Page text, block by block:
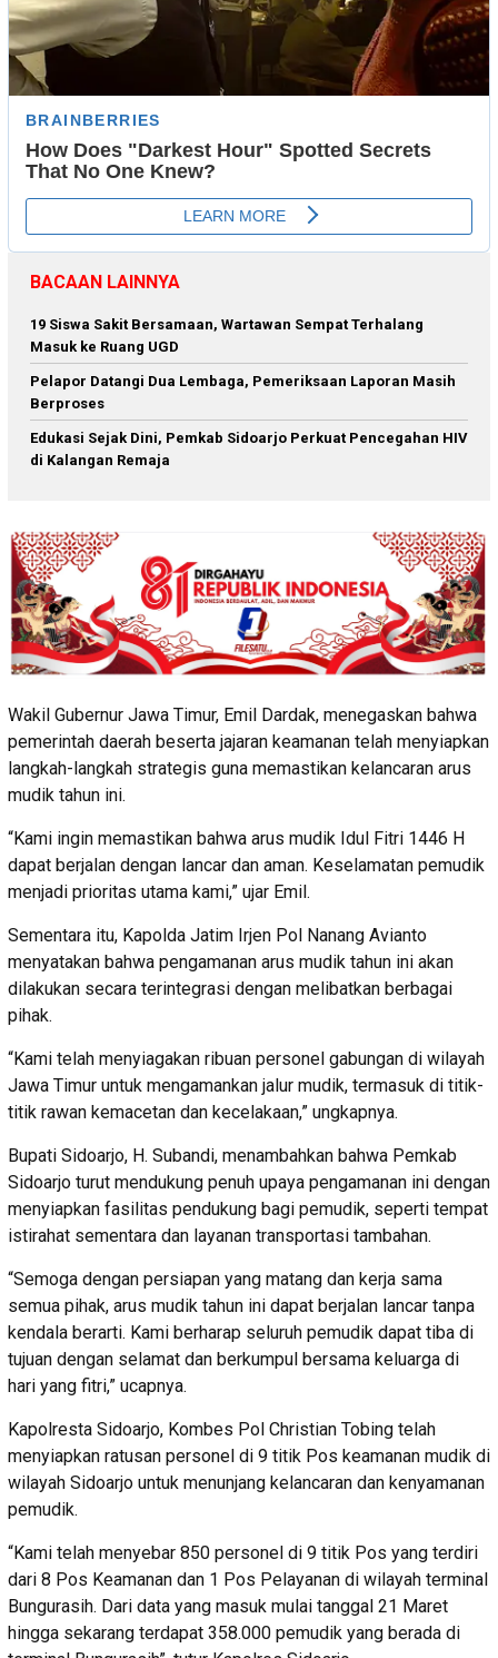
BACAAN LAINNYA
19 Siswa Sakit Bersamaan, Wartawan Sempat Terhalang
Masuk ke Ruang UGD
Pelapor Datangi Dua Lembaga, Pemeriksaan Laporan Masih
Berproses
Edukasi Sejak Dini, Pemkab Sidoarjo Perkuat Pencegahan HIV
di Kalangan Remaja
Wakil Gubernur Jawa Timur, Emil Dardak, menegaskan bahwa
pemerintah daerah beserta jajaran keamanan telah menyiapkan
langkah-langkah strategis guna memastikan kelancaran arus
mudik tahun ini.
“Kami ingin memastikan bahwa arus mudik Idul Fitri 1446 H
dapat berjalan dengan lancar dan aman. Keselamatan pemudik
menjadi prioritas utama kami,” ujar Emil.
Sementara itu, Kapolda Jatim Irjen Pol Nanang Avianto
menyatakan bahwa pengamanan arus mudik tahun ini akan
dilakukan secara terintegrasi dengan melibatkan berbagai
pihak.
“Kami telah menyiagakan ribuan personel gabungan di wilayah
Jawa Timur untuk mengamankan jalur mudik, termasuk di titik-
titik rawan kemacetan dan kecelakaan,” ungkapnya.
Bupati Sidoarjo, H. Subandi, menambahkan bahwa Pemkab
Sidoarjo turut mendukung penuh upaya pengamanan ini dengan
menyiapkan fasilitas pendukung bagi pemudik, seperti tempat
istirahat sementara dan layanan transportasi tambahan.
“Semoga dengan persiapan yang matang dan kerja sama
semua pihak, arus mudik tahun ini dapat berjalan lancar tanpa
kendala berarti. Kami berharap seluruh pemudik dapat tiba di
tujuan dengan selamat dan berkumpul bersama keluarga di
hari yang fitri,” ucapnya.
Kapolresta Sidoarjo, Kombes Pol Christian Tobing telah
menyiapkan ratusan personel di 9 titik Pos keamanan mudik di
wilayah Sidoarjo untuk menunjang kelancaran dan kenyamanan
pemudik.
“Kami telah menyebar 850 personel di 9 titik Pos yang terdiri
dari 8 Pos Keamanan dan 1 Pos Pelayanan di wilayah terminal
Bungurasih. Dari data yang masuk mulai tanggal 21 Maret
hingga sekarang terdapat 358.000 pemudik yang berada di